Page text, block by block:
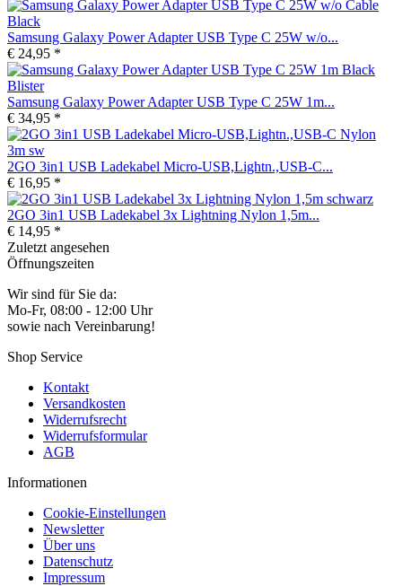
Samsung Galaxy Power Adapter USB Type C 25W w/o...
€ 24,95 *
Samsung Galaxy Power Adapter USB Type C 25W 1m...
€ 34,95 *
2GO 3in1 USB Ladekabel Micro-USB,Lightn.,USB-C...
€ 16,95 *
2GO 3in1 USB Ladekabel 3x Lightning Nylon 1,5m...
€ 14,95 *
Zuletzt angesehen
Öffnungszeiten
Wir sind für Sie da:
Mo-Fr, 08:00 - 12:00 Uhr
sowie nach Vereinbarung!
Shop Service
Kontakt
Versandkosten
Widerrufsrecht
Widerrufsformular
AGB
Informationen
Cookie-Einstellungen
Newsletter
Über uns
Datenschutz
Impressum